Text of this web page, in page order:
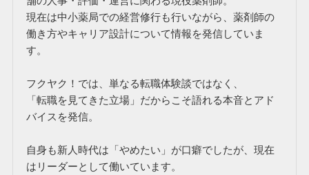
現在は中小薬局での経営修行も行いながら、薬剤師の
働き方やキャリア設計について情報を発信していま
す。
フクヤク！では、単なる転職体験談ではなく、
「転職を見てきた立場」だからこそ語れる本音とアド
バイスを発信。
自身も新人時代は「やめたい」が口癖でしたが、現在
はリーダーとして働いています。